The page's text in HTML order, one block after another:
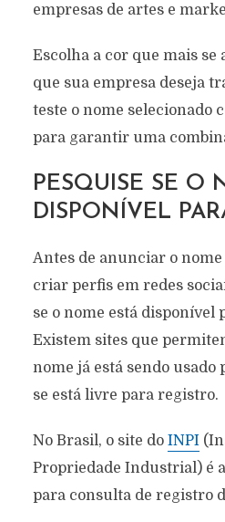
empresas de artes e
Escolha a cor que mais
que sua empresa deseja
teste o nome selecionado
para garantir uma
PESQUISE SE O
DISPONÍVEL
Antes de anunciar o nome
criar perfis em redes
se o nome está disponível
Existem sites que
nome já está sendo
se está livre para registro.
No Brasil, o site do INPI
Propriedade Industrial) é
para consulta de registro